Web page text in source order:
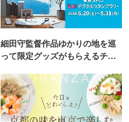
細田守監督作品ゆかりの地を巡
って限定グッズがもらえるチャ